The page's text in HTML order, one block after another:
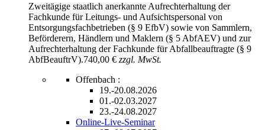
Zweitägige staatlich anerkannte Aufrechterhaltung der
Fachkunde für Leitungs- und Aufsichtspersonal von
Entsorgungsfachbetrieben (§ 9 EfbV) sowie von Sammlern,
Beförderern, Händlern und Maklern (§ 5 AbfAEV) und zur
Aufrechterhaltung der Fachkunde für Abfallbeauftragte (§ 9
AbfBeauftrV).740,00 € zzgl. MwSt.
Offenbach :
19.-20.08.2026
01.-02.03.2027
23.-24.08.2027
Online-Live-Seminar